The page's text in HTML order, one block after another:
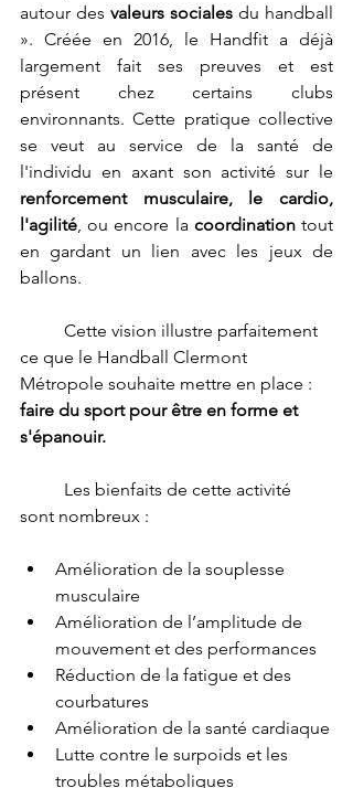
autour des valeurs sociales du handball
». Créée en 2016, le Handfit a déjà
largement fait ses preuves et est
présent chez certains clubs
environnants. Cette pratique collective
se veut au service de la santé de
renforcement musculaire, le cardio,
l'agilité, ou encore la coordination tout
en gardant un lien avec les jeux de
ballons.
ce que le Handball Clermont
Métropole souhaite mettre en place :
faire du sport pour être en forme et
s'épanouir.
sont nombreux :
Amélioration de la souplesse
musculaire
Amélioration de l’amplitude de
mouvement et des performances
Réduction de la fatigue et des
courbatures
Amélioration de la santé cardiaque
Lutte contre le surpoids et les
troubles métaboliques